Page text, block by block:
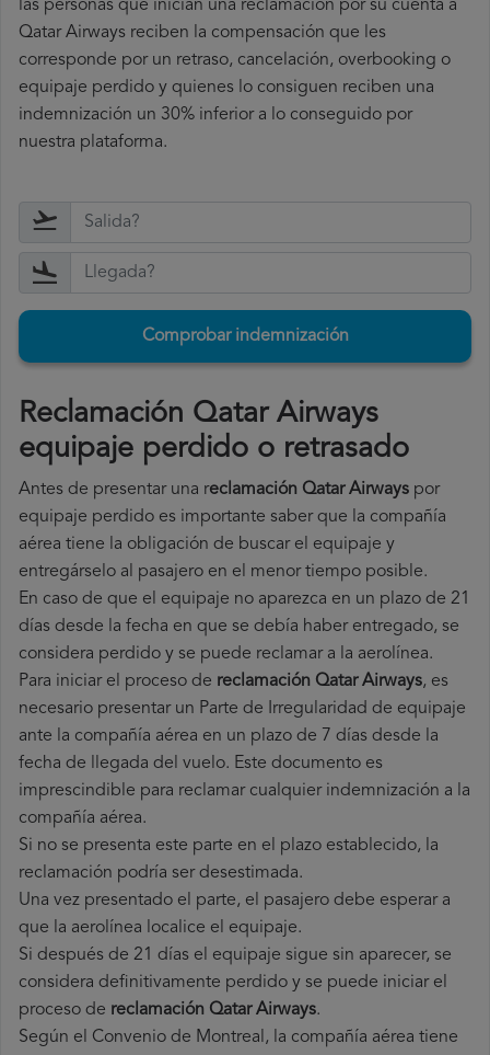
las personas que inician una reclamación por su cuenta a
Qatar Airways reciben la compensación que les
corresponde por un retraso, cancelación, overbooking o
equipaje perdido y quienes lo consiguen reciben una
indemnización un 30% inferior a lo conseguido por
nuestra plataforma.
Comprobar indemnización
Reclamación Qatar Airways
equipaje perdido o retrasado
Antes de presentar una reclamación Qatar Airways por
equipaje perdido es importante saber que la compañía
aérea tiene la obligación de buscar el equipaje y
entregárselo al pasajero en el menor tiempo posible.
En caso de que el equipaje no aparezca en un plazo de 21
días desde la fecha en que se debía haber entregado, se
considera perdido y se puede reclamar a la aerolínea.
Para iniciar el proceso de reclamación Qatar Airways, es
necesario presentar un Parte de Irregularidad de equipaje
ante la compañía aérea en un plazo de 7 días desde la
fecha de llegada del vuelo. Este documento es
imprescindible para reclamar cualquier indemnización a la
compañía aérea.
Si no se presenta este parte en el plazo establecido, la
reclamación podría ser desestimada.
Una vez presentado el parte, el pasajero debe esperar a
que la aerolínea localice el equipaje.
Si después de 21 días el equipaje sigue sin aparecer, se
considera definitivamente perdido y se puede iniciar el
proceso de reclamación Qatar Airways.
Según el Convenio de Montreal, la compañía aérea tiene